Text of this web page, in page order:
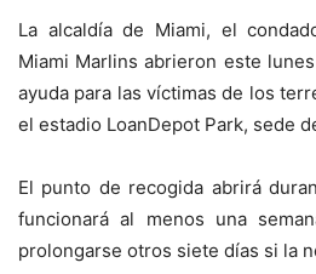
La alcaldía de Miami, el
Miami Marlins abrieron este
ayuda para las víctimas de los
el estadio LoanDepot Park, sede
El punto de recogida abrirá
funcionará al menos una
prolongarse otros siete días si la